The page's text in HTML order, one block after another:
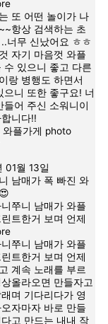
또 어떤 놀이가 나
항상 검색하는 초
너무 신났어요 ㅎㅎ
자기 마음껏 와플
수 있으니 좋고 다른
랑 병행도 하면서
으니 또한 좋구요! 너
들어 주신 소워니이
니다!!
01월 13일
남매가 폭 빠진 와
쭈니 남매가 와플
트한거 보며 언제
쭈니 남매가 와플
트한거 보며 언제
계속 노래를 부르
올라오면 만들자고
며 기다리다가 영
자마자 바로 만들
고 만드는 내내 작